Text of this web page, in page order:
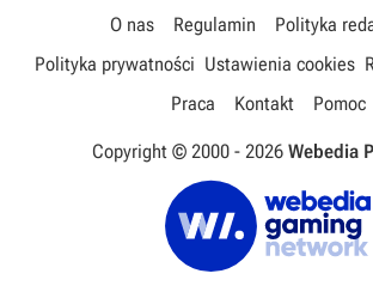
O nas Regulamin
Polityka
Polityka prywatności Ustawienia cookies
Praca
Kontakt Pomoc
Copyright © 2000 - 2026 Webedia